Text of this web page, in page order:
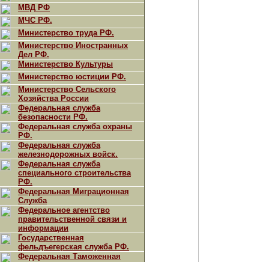
МВД РФ
МЧС РФ.
Министерство труда РФ.
Министерство Иностранных
Дел РФ.
Министерство Культуры
Министерство юстиции РФ.
Министерство Сельского
Хозяйства России
Федеральная служба
безопасности РФ.
Федеральная служба охраны
РФ.
Федеральная служба
железнодорожных войск.
Федеральная служба
специального строительства
РФ.
Федеральная Миграционная
Служба
Федеральное агентство
правительственной связи и
информации
Государственная
фельдъегерская служба РФ.
Федеральная Таможенная